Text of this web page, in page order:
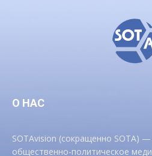
О НАС
SOTAvision (сокращенно SOTA)
общественно-политическое